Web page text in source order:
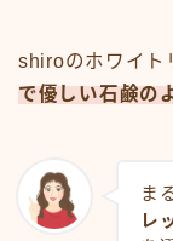
shiroのホワイト
で優しい石鹸の
ま
レ